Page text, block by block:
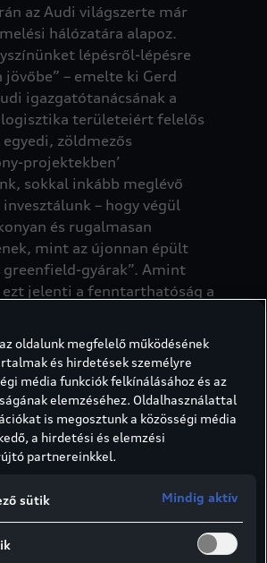
az Audi világszerte már
hálózatára alapoz.
lépésről-lépésre
jövőbe” – emelte ki Gerd
igazgatótanácsának a
logisztika területeiért felelős
zöldmezős
projektekben’
sokkal inkább meglévő
– hogy végül
és rugalmasan
mint az újonnan épült
greenfield-gyárak”. Amint
jelenti a fenntarthatóság a
takarít meg,
fenntartható
szolgáltatóvá zajló
– hangsúlyozta Walker.
a termelés és a
ellenállóvá, s ezzel
kívánja fejleszteni a
megfelelően az Audi
oldalunk megfelelő működésének
és hirdetések személyre
média funkciók felkínálásához és az
elemzéséhez. Oldalhasználattal
is megosztunk a közösségi média
a hirdetési és elemzési
partnereinkkel.
sütik Mindig aktív